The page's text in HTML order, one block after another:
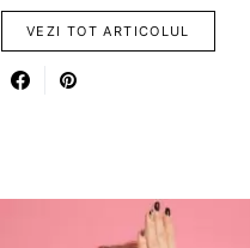
VEZI TOT ARTICOLUL